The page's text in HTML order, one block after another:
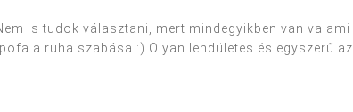
is tudok választani, mert mindegyikben van valami
a ruha szabása :) Olyan lendületes és egyszerű az